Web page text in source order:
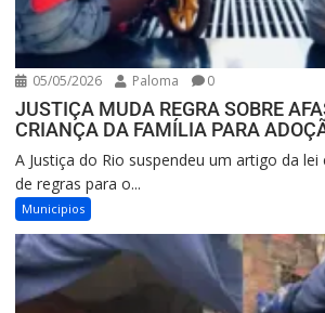
05/05/2026 Paloma 0
JUSTIÇA MUDA REGRA SOBRE
CRIANÇA DA FAMÍLIA PARA
A Justiça do Rio suspendeu um artigo da
de regras para o...
Municipios